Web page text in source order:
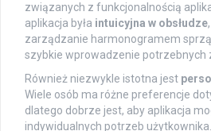
związanych z funkcjonalnością
aplikacja była intuicyjna w obsłudze
zarządzanie harmonogramem
szybkie wprowadzenie potrzebnych
Również niezwykle istotna jest
Wiele osób ma różne preferencje
dlatego dobrze jest, aby aplikacja
indywidualnych potrzeb